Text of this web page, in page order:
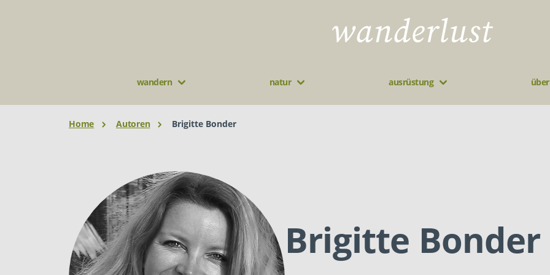
wandern natur ausrüstung
Home Autoren Brigitte Bonder
Brigitte Bonder